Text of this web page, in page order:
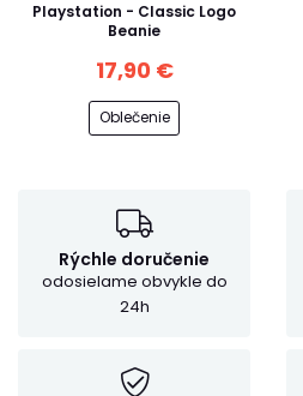
Playstation - Classic Logo
Beanie
17,90 €
Oblečenie
Rýchle doručenie
odosielame obvykle do
24h